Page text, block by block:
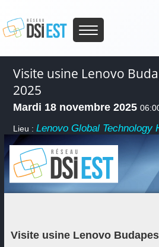
Visite usine Lenovo
2025
Mardi 18 novembre 2025
Lieu : Lenovo Global Technology
Visite usine Lenovo